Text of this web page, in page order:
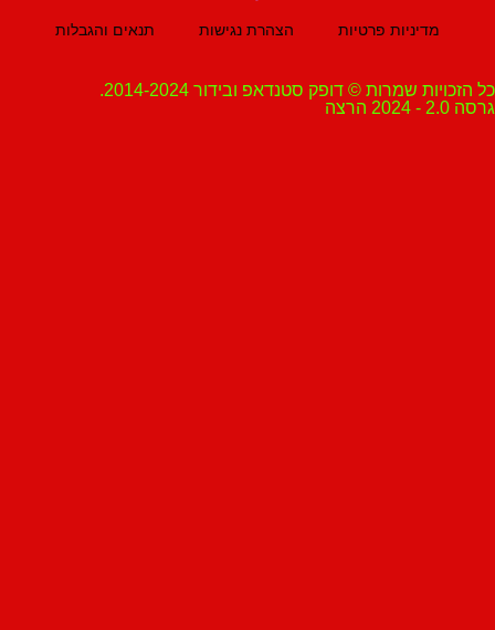
מדיניות פרטיות הצהרת נגישות תנאים והגבלות
שמרות © דופק סטנדאפ ובידור 2014-2024.